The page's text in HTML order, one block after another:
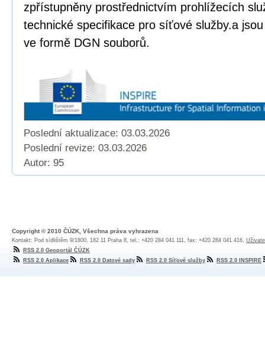
zpřístupněny prostřednictvím prohlížecích
technické specifikace pro síťové služby.a
ve formě DGN souborů.
Poslední aktualizace: 03.03.2026
Poslední revize: 03.03.2026
Autor: 95
Copyright © 2010 ČÚZK, Všechna práva vyhrazena
Kontakt: Pod sídlištěm 9/1800, 182 11 Praha 8, tel.: +420 284 041 111, fax: +420 284 041 416,
RSS 2.0 Geoportál ČÚZK
RSS 2.0 Aplikace
RSS 2.0 Datové sady RSS 2.0 Síťové služby RSS 2.0 INSPIRE